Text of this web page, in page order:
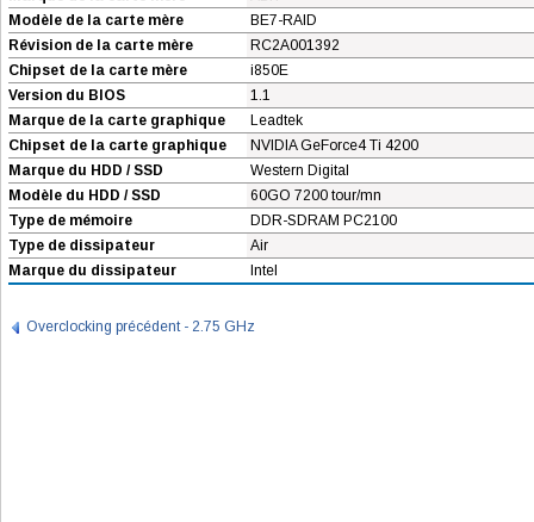
Modèle de la carte mère
BE7-RAID
Révision de la carte mère
RC2A001392
Chipset de la carte mère
i850E
Version du BIOS
1.1
Marque de la carte graphique
Leadtek
Chipset de la carte graphique
NVIDIA GeForce4 Ti 4200
Marque du HDD / SSD
Western Digital
Modèle du HDD / SSD
60GO 7200 tour/mn
Type de mémoire
DDR-SDRAM PC2100
Type de dissipateur
Air
Marque du dissipateur
Intel
Overclocking précédent - 2.75 GHz